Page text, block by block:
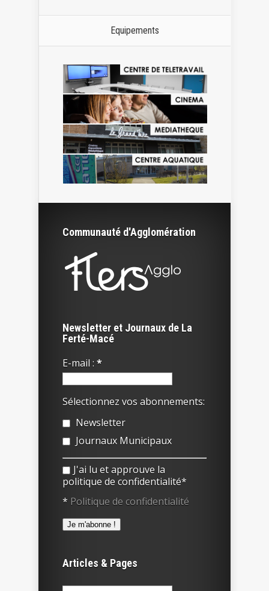
Equipements
Communauté d'Agglomération
Newsletter et Journaux de La
Ferté-Macé
E-mail : *
Sélectionnez vos abonnements:
Newsletter
Journaux Municipaux
J'ai lu et approuve la
politique de confidentialité*
* Politique de confidentialité
Articles & Pages
Rechercher :